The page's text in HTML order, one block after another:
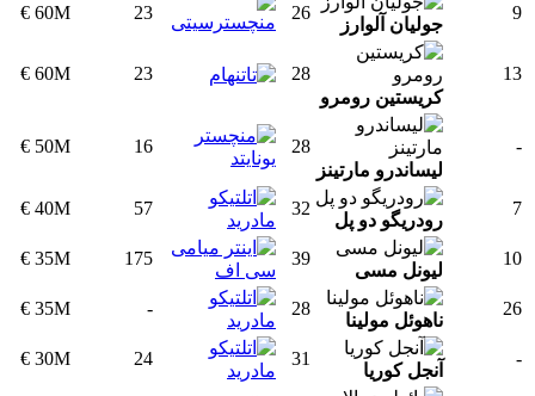
9
جولیان آلوارز
26
23
60M €
13
کریستین رومرو
28
23
60M €
-
لیساندرو مارتینز
28
16
50M €
7
رودریگو دو پل
32
57
40M €
10
لیونل مسی
39
175
35M €
26
ناهوئل مولینا
28
-
35M €
-
آنجل کوریا
31
24
30M €